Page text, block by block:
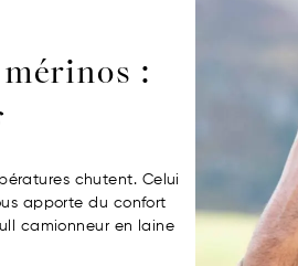
:
chutent. Celui
apporte du confort
camionneur en laine